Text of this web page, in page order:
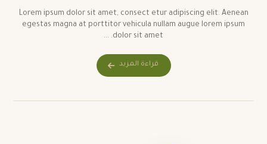
Lorem ipsum dolor sit amet, consect etur adipiscing elit. Aenean
egestas magna at porttitor vehicula nullam augue lorem ipsum
dolor sit amet. ...
قراءة المزيد